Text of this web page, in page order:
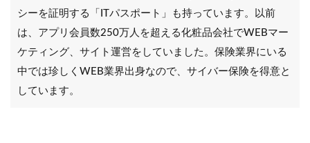
シーを証明する「ITパスポート」も持っています。以前
は、アプリ会員数250万人を超える化粧品会社でWEBマー
ケティング、サイト運営をしていました。保険業界にいる
中では珍しくWEB業界出身なので、サイバー保険を得意と
しています。